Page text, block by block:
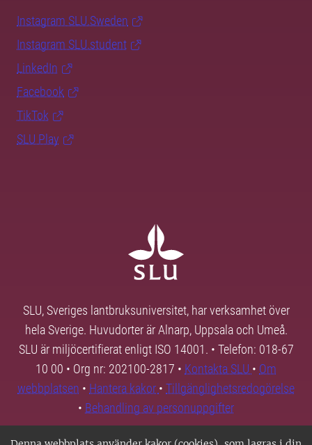
Instagram SLU.Sweden
Instagram SLU.student
LinkedIn
Facebook
TikTok
SLU Play
SLU, Sveriges lantbruksuniversitet, har verksamhet över
hela Sverige. Huvudorter är Alnarp, Uppsala och Umeå.
SLU är miljöcertifierat enligt ISO 14001. • Telefon: 018-67
10 00 • Org nr: 202100-2817 • Kontakta SLU • Om
webbplatsen • Hantera kakor • Tillgänglighetsredogörelse
• Behandling av personuppgifter